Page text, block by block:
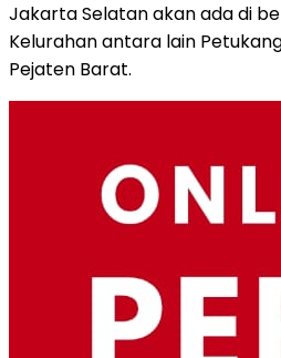
Jakarta Selatan akan ada di
Kelurahan antara lain
Pejaten Barat.